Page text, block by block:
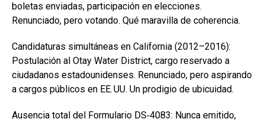
boletas enviadas, participación en elecciones.
Renunciado, pero votando. Qué maravilla de coherencia.
Candidaturas simultáneas en California (2012–2016):
Postulación al Otay Water District, cargo reservado a
ciudadanos estadounidenses. Renunciado, pero aspirando
a cargos públicos en EE. UU. Un prodigio de ubicuidad.
Ausencia total del Formulario DS‑4083: Nunca emitido,